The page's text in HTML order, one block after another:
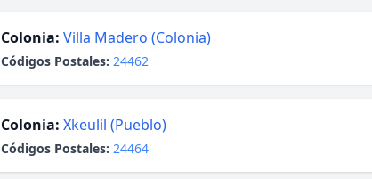
Colonia: Villa Madero (Colonia)
Códigos Postales: 24462
Colonia: Xkeulil (Pueblo)
Códigos Postales: 24464